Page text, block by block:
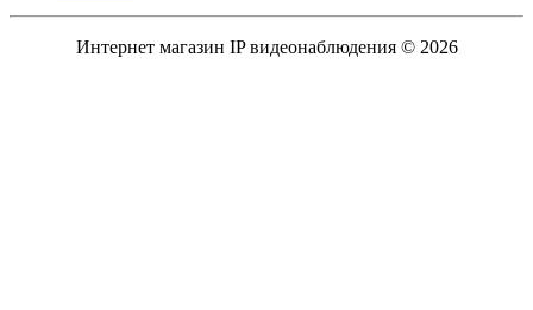
Интернет магазин IP видеонаблюдения © 2026